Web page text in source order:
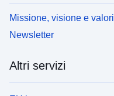
Missione, visione e valori
Newsletter
Altri servizi